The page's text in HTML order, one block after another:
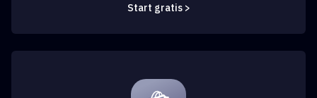
Start gratis >